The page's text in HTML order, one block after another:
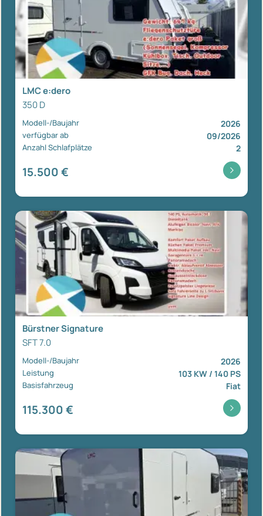
LMC e:dero
350 D
Modell-/Baujahr 2026
verfügbar ab 09/2026
Anzahl Schlafplätze 2
15.500 €
Bürstner Signature
SFT 7.0
Modell-/Baujahr 2026
Leistung 103 KW / 140 PS
Basisfahrzeug Fiat
115.300 €